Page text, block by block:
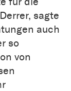
sagte
auch
so
von